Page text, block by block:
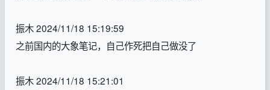
振木 2024/11/18 15:19:59
之前国内的大象笔记，自己作死把自己做没了
振木 2024/11/18 15:21:01